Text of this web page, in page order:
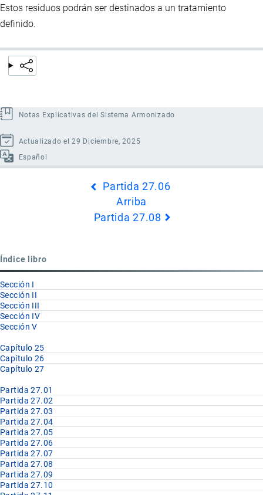
Estos residuos podrán ser destinados a un tratamiento
definido.
Notas Explicativas del Sistema Armonizado
Actualizado el 29 Diciembre, 2025
Español
27.07
Partida 27.06
Arriba
Partida 27.08
Índice libro
Sección I
Sección II
Sección III
Sección IV
Sección V
Capítulo 25
Capítulo 26
Capítulo 27
Partida 27.01
Partida 27.02
Partida 27.03
Partida 27.04
Partida 27.05
Partida 27.06
Partida 27.07
Partida 27.08
Partida 27.09
Partida 27.10